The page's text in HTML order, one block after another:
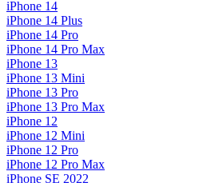
iPhone 14
iPhone 14 Plus
iPhone 14 Pro
iPhone 14 Pro Max
iPhone 13
iPhone 13 Mini
iPhone 13 Pro
iPhone 13 Pro Max
iPhone 12
iPhone 12 Mini
iPhone 12 Pro
iPhone 12 Pro Max
iPhone SE 2022